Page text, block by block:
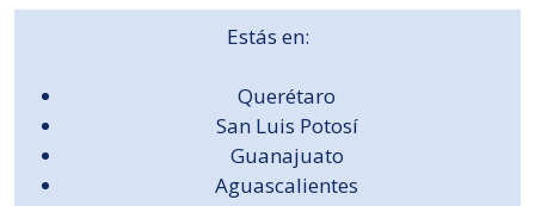
Estás en:
Querétaro
San Luis Potosí
Guanajuato
Aguascalientes